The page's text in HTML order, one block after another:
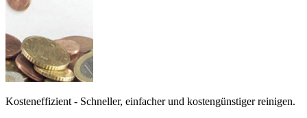
Kosteneffizient - Schneller, einfacher und kostengünstiger reinigen.